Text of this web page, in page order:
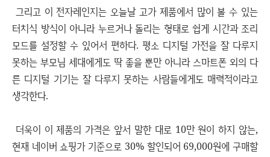
그리고 이 전자레인지는 오늘날 고가 제품에서 많이 볼 수 있는
터치식 방식이 아니라 누르거나 돌리는 형태로 쉽게 시간과 조리
모드를 설정할 수 있어서 편하다. 평소 디지털 가전을 잘 다루지
못하는 부모님 세대에게도 딱 좋을 뿐만 아니라 스마트폰 외의 다
른 디지털 기기는 잘 다루지 못하는 사람들에게도 매력적이라고
생각한다.
더욱이 이 제품의 가격은 앞서 말한 대로 10만 원이 하지 않는,
현재 네이버 쇼핑가 기준으로 30% 할인되어 69,000원에 구매할